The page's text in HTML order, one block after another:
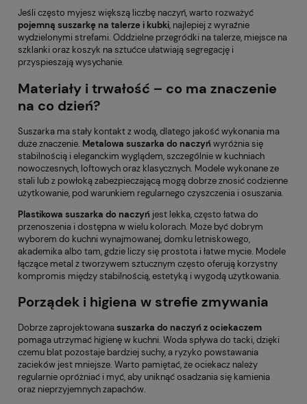
Jeśli często myjesz większą liczbę naczyń, warto rozważyć
pojemną suszarkę na talerze i kubki, najlepiej z wyraźnie
wydzielonymi strefami. Oddzielne przegródki na talerze, miejsce na
szklanki oraz koszyk na sztućce ułatwiają segregację i
przyspieszają wysychanie.
Materiały i trwałość – co ma znaczenie
na co dzień?
Suszarka ma stały kontakt z wodą, dlatego jakość wykonania ma
duże znaczenie. Metalowa suszarka do naczyń wyróżnia się
stabilnością i eleganckim wyglądem, szczególnie w kuchniach
nowoczesnych, loftowych oraz klasycznych. Modele wykonane ze
stali lub z powłoką zabezpieczającą mogą dobrze znosić codzienne
użytkowanie, pod warunkiem regularnego czyszczenia i osuszania.
Plastikowa suszarka do naczyń jest lekka, często łatwa do
przenoszenia i dostępna w wielu kolorach. Może być dobrym
wyborem do kuchni wynajmowanej, domku letniskowego,
akademika albo tam, gdzie liczy się prostota i łatwe mycie. Modele
łączące metal z tworzywem sztucznym często oferują korzystny
kompromis między stabilnością, estetyką i wygodą użytkowania.
Porządek i higiena w strefie zmywania
Dobrze zaprojektowanasuszarka do naczyń z ociekaczem
pomaga utrzymać higienę w kuchni. Woda spływa do tacki, dzięki
czemu blat pozostaje bardziej suchy, a ryzyko powstawania
zacieków jest mniejsze. Warto pamiętać, że ociekacz należy
regularnie opróżniać i myć, aby uniknąć osadzania się kamienia
oraz nieprzyjemnych zapachów.